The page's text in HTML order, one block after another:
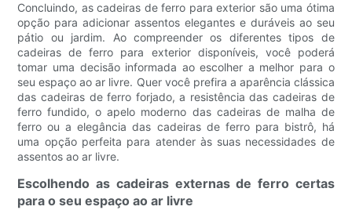
Concluindo, as cadeiras de ferro para exterior são uma ótima
opção para adicionar assentos elegantes e duráveis ​​ao seu
pátio ou jardim. Ao compreender os diferentes tipos de
cadeiras de ferro para exterior disponíveis, você poderá
tomar uma decisão informada ao escolher a melhor para o
seu espaço ao ar livre. Quer você prefira a aparência clássica
das cadeiras de ferro forjado, a resistência das cadeiras de
ferro fundido, o apelo moderno das cadeiras de malha de
ferro ou a elegância das cadeiras de ferro para bistrô, há
uma opção perfeita para atender às suas necessidades de
assentos ao ar livre.
Escolhendo as cadeiras externas de ferro certas
para o seu espaço ao ar livre